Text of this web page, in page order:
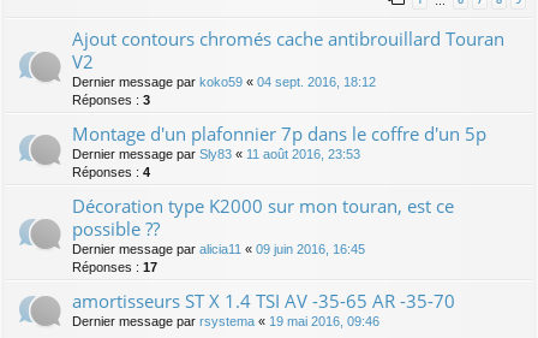
Ajout contours chromés cache antibrouillard Touran
V2
Dernier message par koko59 « 04 sept. 2016, 18:12
Réponses : 3
Montage d'un plafonnier 7p dans le coffre d'un 5p
Dernier message par Sly83 « 11 août 2016, 23:53
Réponses : 4
Décoration type K2000 sur mon touran, est ce
possible ??
Dernier message par alicia11 « 09 juin 2016, 16:45
Réponses : 17
amortisseurs ST X 1.4 TSI AV -35-65 AR -35-70
Dernier message par rsystema « 19 mai 2016, 09:46